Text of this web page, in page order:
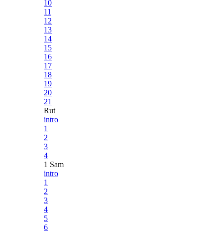
10
11
12
13
14
15
16
17
18
19
20
21
Rut
intro
1
2
3
4
1 Sam
intro
1
2
3
4
5
6